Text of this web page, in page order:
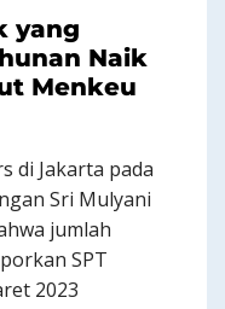
yang
Naik
Menkeu
di Jakarta pada
Sri Mulyani
jumlah
SPT
2023